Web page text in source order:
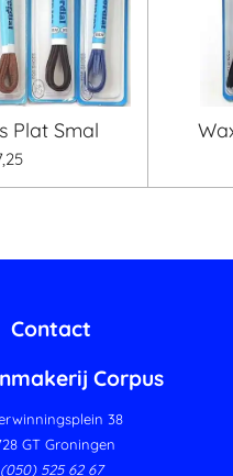
Plat Smal
Contact
Corpus
38
GT Groningen
(050) 525 62 67